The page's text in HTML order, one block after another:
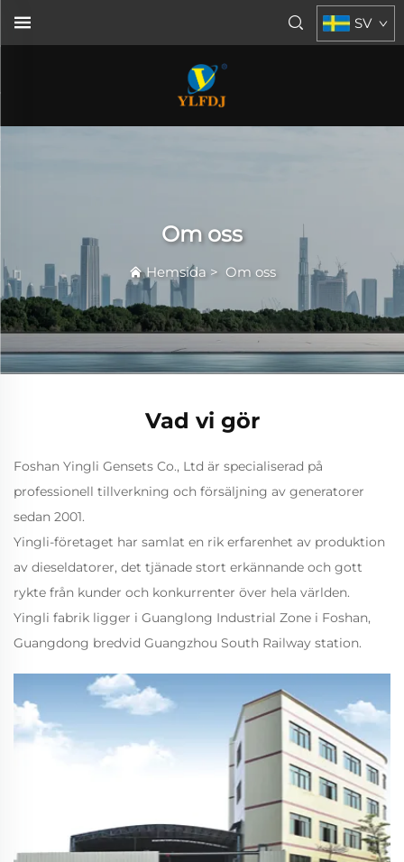
SV
Om oss
Hemsida > Om oss
Vad vi gör
Foshan Yingli Gensets Co., Ltd är specialiserad på
professionell tillverkning och försäljning av generatorer
sedan 2001.
Yingli-företaget har samlat en rik erfarenhet av produktion
av dieseldatorer, det tjänade stort erkännande och gott
rykte från kunder och konkurrenter över hela världen.
Yingli fabrik ligger i Guanglong Industrial Zone i Foshan,
Guangdong bredvid Guangzhou South Railway station.